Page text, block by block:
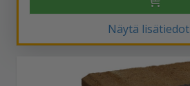
Näytä lisätiedot